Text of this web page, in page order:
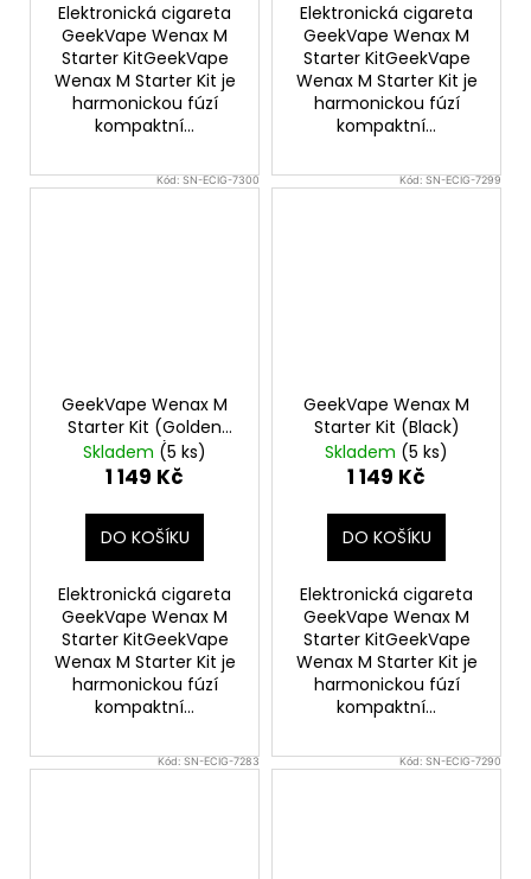
Elektronická cigareta
GeekVape Wenax M
Starter KitGeekVape
Wenax M Starter Kit je
harmonickou fúzí
kompaktní...
Elektronická cigareta
GeekVape Wenax M
Starter KitGeekVape
Wenax M Starter Kit je
harmonickou fúzí
kompaktní...
Kód:SN-ECIG-7300
GeekVape Wenax M
Starter Kit (Golden
Time)
Skladem (5 ks)
1 149 Kč
DO KOŠÍKU
Elektronická cigareta
GeekVape Wenax M
Starter KitGeekVape
Wenax M Starter Kit je
harmonickou fúzí
kompaktní...
Kód:SN-ECIG-7299
GeekVape Wenax M
Starter Kit (Black)
Skladem (5 ks)
1 149 Kč
DO KOŠÍKU
Elektronická cigareta
GeekVape Wenax M
Starter KitGeekVape
Wenax M Starter Kit je
harmonickou fúzí
kompaktní...
Kód: SN-ECIG-7283 Kód: SN-ECIG-7290